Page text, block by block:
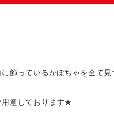
飾っているかぼちゃを全て
用意しております★